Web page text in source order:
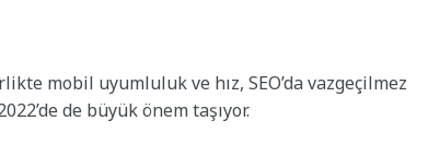
mobil uyumluluk ve hız, SEO’da vazgeçilmez
de büyük önem taşıyor.